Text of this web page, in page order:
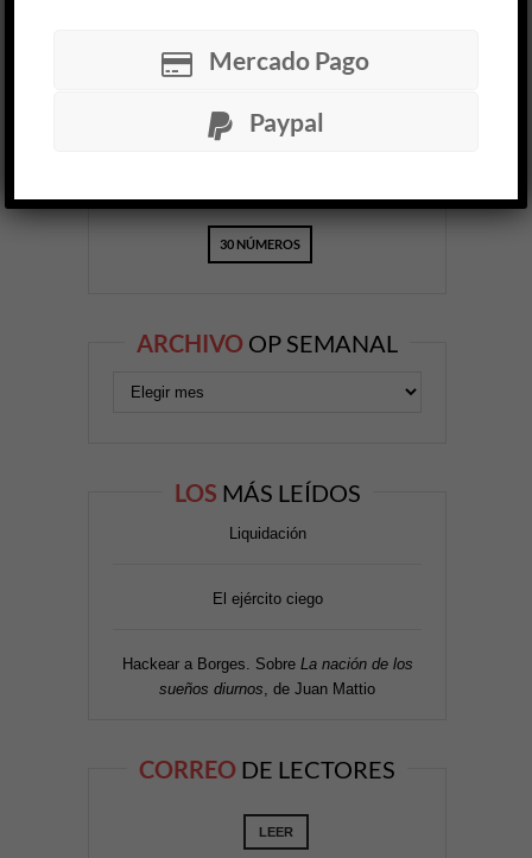
30 NÚMEROS
ARCHIVO OP SEMANAL
LOS MÁS LEÍDOS
Liquidación
El ejército ciego
Hackear a Borges. Sobre La nación de los
sueños diurnos , de Juan Mattio
CORREO DE LECTORES
LEER
Mercado Pago
Paypal